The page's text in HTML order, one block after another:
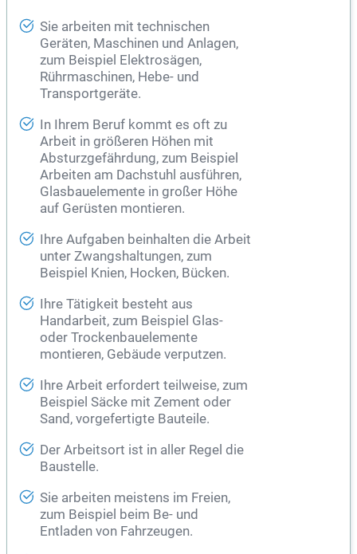
Sie arbeiten mit technischen
Geräten, Maschinen und Anlagen,
zum Beispiel Elektrosägen,
Rührmaschinen, Hebe- und
Transportgeräte.
In Ihrem Beruf kommt es oft zu
Arbeit in größeren Höhen mit
Absturzgefährdung, zum Beispiel
Arbeiten am Dachstuhl ausführen,
Glasbauelemente in großer Höhe
auf Gerüsten montieren.
Ihre Aufgaben beinhalten die Arbeit
unter Zwangshaltungen, zum
Beispiel Knien, Hocken, Bücken.
Ihre Tätigkeit besteht aus
Handarbeit, zum Beispiel Glas-
oder Trockenbauelemente
montieren, Gebäude verputzen.
Ihre Arbeit erfordert teilweise, zum
Beispiel Säcke mit Zement oder
Sand, vorgefertigte Bauteile.
Der Arbeitsort ist in aller Regel die
Baustelle.
Sie arbeiten meistens im Freien,
zum Beispiel beim Be- und
Entladen von Fahrzeugen.